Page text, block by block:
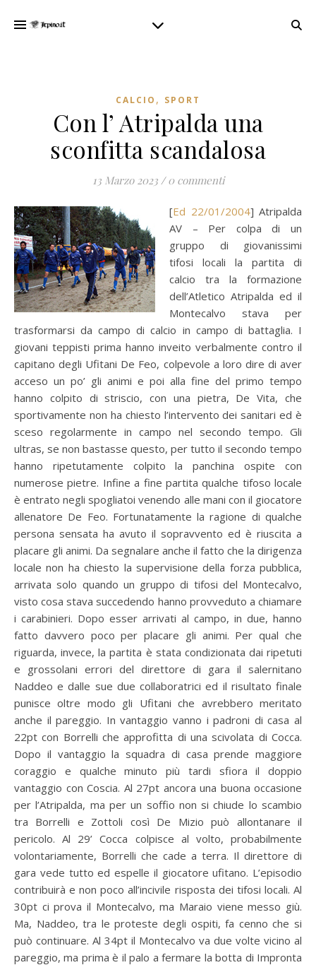
CALCIO , SPORT
Con l’ Atripalda una
sconfitta scandalosa
13 Marzo 2023 / 0 commenti
[ Ed 22/01/2004] Atripalda
AV – Per colpa di un
gruppo di giovanissimi
tifosi locali la partita di
calcio tra la formazione
dell’Atletico Atripalda ed il
Montecalvo stava per
trasformarsi da campo di calcio in campo di battaglia. I
giovani teppisti prima hanno inveito verbalmente contro il
capitano degli Ufitani De Feo, colpevole a loro dire di aver
acceso un po’ gli animi e poi alla fine del primo tempo
hanno colpito di striscio, con una pietra, De Vita, che
sportivamente non ha chiesto l’intervento dei sanitari ed è
sceso regolarmente in campo nel secondo tempo. Gli
ultras, se non bastasse questo, per tutto il secondo tempo
hanno ripetutamente colpito la panchina ospite con
numerose pietre. Infine a fine partita qualche tifoso locale
è entrato negli spogliatoi venendo alle mani con il giocatore
allenatore De Feo. Fortunatamente la ragione di qualche
persona sensata ha avuto il sopravvento ed è riuscita a
placare gli animi. Da segnalare anche il fatto che la dirigenza
locale non ha chiesto la supervisione della forza pubblica,
arrivata solo quando un gruppo di tifosi del Montecalvo,
visto cosa stava succedendo hanno provveduto a chiamare
i carabinieri. Dopo esser arrivati al campo, in due, hanno
fatto davvero poco per placare gli animi. Per qual che
riguarda, invece, la partita è stata condizionata dai ripetuti
e grossolani errori del direttore di gara il salernitano
Naddeo e dalle sue due collaboratrici ed il risultato finale
punisce oltre modo gli Ufitani che avrebbero meritato
anche il pareggio. In vantaggio vanno i padroni di casa al
22pt con Borrelli che approfitta di una scivolata di Cocca.
Dopo il vantaggio la squadra di casa prende maggiore
coraggio e qualche minuto più tardi sfiora il doppio
vantaggio con Coscia. Al 27pt ancora una buona occasione
per l’Atripalda, ma per un soffio non si chiude lo scambio
tra Borrelli e Zottoli così De Mizio può allontanare il
pericolo. Al 29’ Cocca colpisce al volto, probabilmente
volontariamente, Borrelli che cade a terra. Il direttore di
gara vede tutto ed espelle il giocatore ufitano. L’episodio
contribuirà e non poco all’incivile risposta dei tifosi locali. Al
30pt ci prova il Montecalvo, ma Maraio viene messo giù.
Ma, Naddeo, tra le proteste degli ospiti, fa cenno che si
può continuare. Al 34pt il Montecalvo va due volte vicino al
pareggio, ma prima è il palo a fermare la botta di Impronta